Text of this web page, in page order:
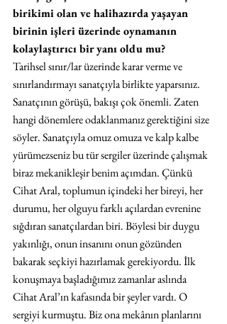
birikimi olan ve halihazırda yaşayan
birinin işleri üzerinde oynamanın
kolaylaştırıcı bir yanı oldu mu?
Tarihsel sınır/lar üzerinde karar verme ve
sınırlandırmayı sanatçıyla birlikte yaparsınız.
Sanatçının görüşü, bakışı çok önemli. Zaten
hangi dönemlere odaklanmanız gerektiğini size
söyler. Sanatçıyla omuz omuza ve kalp kalbe
yürümezseniz bu tür sergiler üzerinde çalışmak
biraz mekanikleşir benim açımdan. Çünkü
Cihat Aral, toplumun içindeki her bireyi, her
durumu, her olguyu farklı açılardan evrenine
sığdıran sanatçılardan biri. Böylesi bir duygu
yakınlığı, onun insanını onun gözünden
bakarak seçkiyi hazırlamak gerekiyordu. İlk
konuşmaya başladığımız zamanlar aslında
Cihat Aral’ın kafasında bir şeyler vardı. O
sergiyi kurmuştu. Biz ona mekânın planlarını